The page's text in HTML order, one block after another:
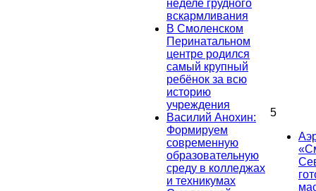
неделе грудного
вскармливания
В Смоленском
Перинатальном
центре родился
самый крупный
ребёнок за всю
историю
учреждения
Василий Анохин:
Формируем
современную
образовательную
среду в колледжах
и техникумах
5